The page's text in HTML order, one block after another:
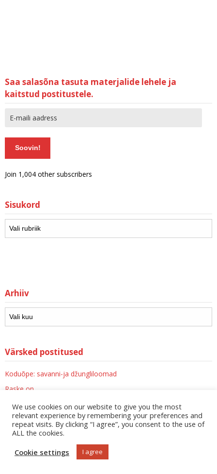
Saa salasõna tasuta materjalide lehele ja
kaitstud postitustele.
Soovin!
Join 1,004 other subscribers
Sisukord
Arhiiv
Värsked postitused
Koduõpe: savanni-ja džungliloomad
Raske on
Jaapanis (osa 4: Beppu geodermaalalal ja Okinawa paradiisisaarel)
Koduõpe: taimed ja kunst
Jaapanis (osa 3: Osakas vaatamisväärsused ja Universal Studios)
We use cookies on our website to give you the most
relevant experience by remembering your preferences and
repeat visits. By clicking “I agree”, you consent to the use of
ALL the cookies.
Cookie settings
I agree